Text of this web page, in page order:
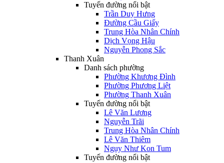
Tuyến đường nổi bật
Trần Duy Hưng
Đường Cầu Giấy
Trung Hòa Nhân Chính
Dịch Vọng Hậu
Nguyễn Phong Sắc
Thanh Xuân
Danh sách phường
Phường Khương Đình
Phường Phương Liệt
Phường Thanh Xuân
Tuyến đường nổi bật
Lê Văn Lương
Nguyễn Trãi
Trung Hòa Nhân Chính
Lê Văn Thiêm
Ngụy Như Kon Tum
Tuyến đường nổi bật